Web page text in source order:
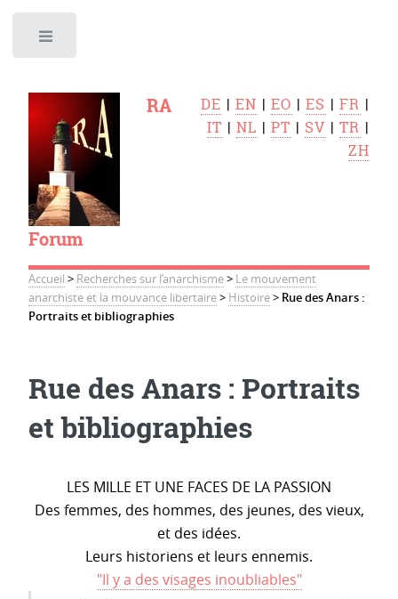
RA
Forum
DE |EN |EO |ES |FR |
IT |NL |PT | SV |TR |
ZH
Accueil > Recherches sur l’anarchisme> Le mouvement
anarchiste et la mouvance libertaire> Histoire> Rue des Anars :
Portraits et bibliographies
Rue des Anars : Portraits
et bibliographies
LES MILLE ET UNE FACES DE LA PASSION
Des femmes, des hommes, des jeunes, des vieux,
et des idées.
Leurs historiens et leurs ennemis.
"Il y a des visages inoubliables"